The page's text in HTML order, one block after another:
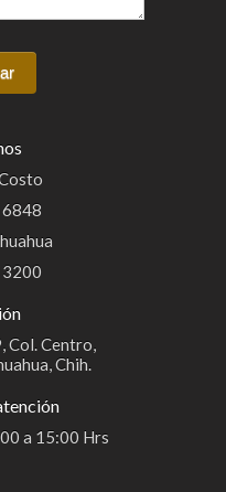
Col. Centro,
Chih.
a 15:00 Hrs